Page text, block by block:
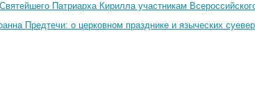
Патриарха Кирилла участникам
Предтечи: о церковном празднике и языческих